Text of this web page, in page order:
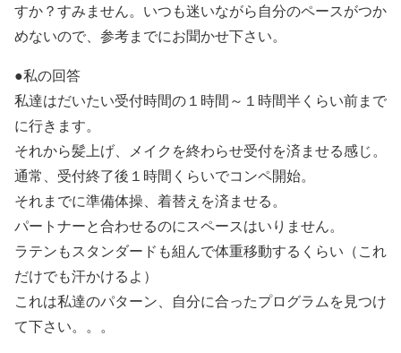
すか？すみません。いつも迷いながら自分のペースがつか
めないので、参考までにお聞かせ下さい。
●私の回答
私達はだいたい受付時間の１時間～１時間半くらい前まで
に行きます。
それから髪上げ、メイクを終わらせ受付を済ませる感じ。
通常、受付終了後１時間くらいでコンペ開始。
それまでに準備体操、着替えを済ませる。
パートナーと合わせるのにスペースはいりません。
ラテンもスタンダードも組んで体重移動するくらい（これ
だけでも汗かけるよ）
これは私達のパターン、自分に合ったプログラムを見つけ
て下さい。。。